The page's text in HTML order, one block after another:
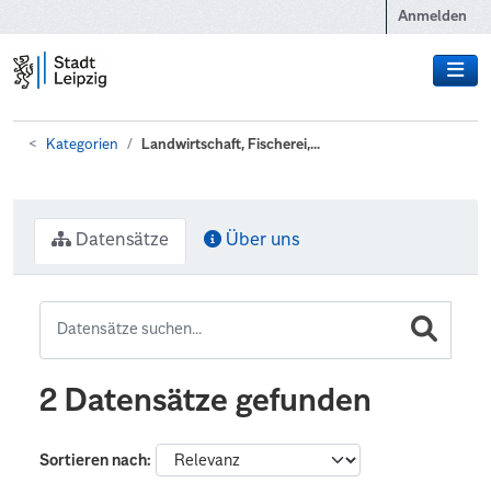
Anmelden
Kategorien Landwirtschaft, Fischerei,...
Datensätze Über uns
2 Datensätze gefunden
Sortieren nach